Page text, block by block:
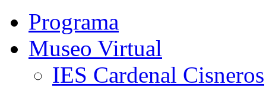
Programa
Museo Virtual
IES Cardenal Cisneros